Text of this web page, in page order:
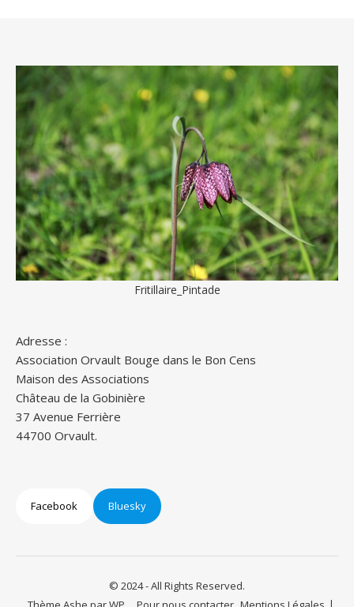
Fritillaire_Pintade
Adresse :
Association Orvault Bouge dans le Bon Cens
Maison des Associations
Château de la Gobinière
37 Avenue Ferrière
44700 Orvault.
Facebook Bluesky
© 2024 - All Rights Reserved.